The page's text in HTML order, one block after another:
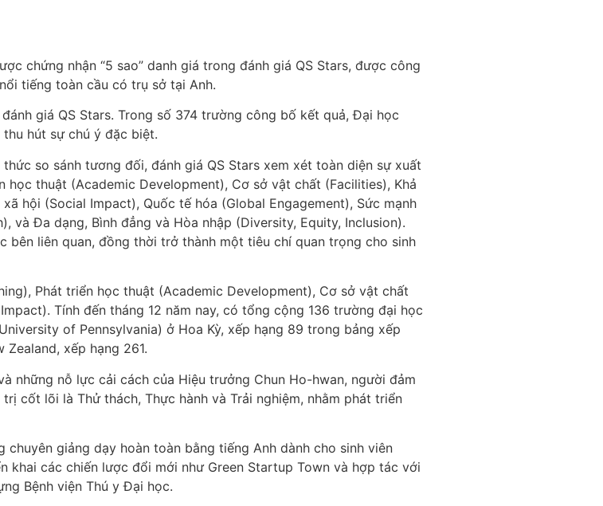
chứng nhận “5 sao” danh giá trong đánh giá QS Stars, được công
tiếng toàn cầu có trụ sở tại Anh.
giá QS Stars. Trong số 374 trường công bố kết quả, Đại học
hút sự chú ý đặc biệt.
so sánh tương đối, đánh giá QS Stars xem xét toàn diện sự xuất
thuật (Academic Development), Cơ sở vật chất (Facilities), Khả
hội (Social Impact), Quốc tế hóa (Global Engagement), Sức mạnh
và Đa dạng, Bình đẳng và Hòa nhập (Diversity, Equity, Inclusion).
liên quan, đồng thời trở thành một tiêu chí quan trọng cho sinh
Phát triển học thuật (Academic Development), Cơ sở vật chất
Tính đến tháng 12 năm nay, có tổng cộng 136 trường đại học
of Pennsylvania) ở Hoa Kỳ, xếp hạng 89 trong bảng xếp
xếp hạng 261.
nỗ lực cải cách của Hiệu trưởng Chun Ho-hwan, người đảm
cốt lõi là Thử thách, Thực hành và Trải nghiệm, nhằm phát triển
giảng dạy hoàn toàn bằng tiếng Anh dành cho sinh viên
khai các chiến lược đổi mới như Green Startup Town và hợp tác với
Bệnh viện Thú y Đại học.